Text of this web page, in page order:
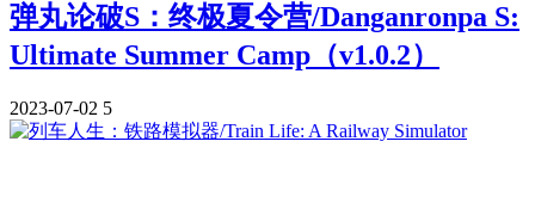
弹丸论破S：终极夏令营/Danganronpa S:
Ultimate Summer Camp（v1.0.2）
2023-07-02 5